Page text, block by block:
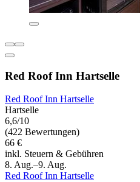
Red Roof Inn Hartselle
Red Roof Inn Hartselle
Hartselle
6,6/10
(422 Bewertungen)
66 €
inkl. Steuern & Gebühren
8. Aug.–9. Aug.
Red Roof Inn Hartselle